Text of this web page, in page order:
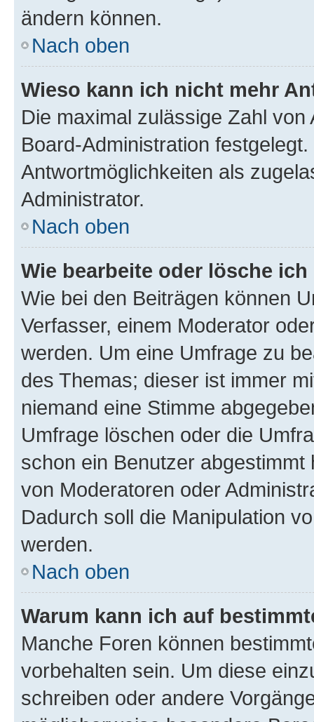
ändern können.
Nach oben
Wieso kann ich nicht mehr
Die maximal zulässige Zahl
Board-Administration
Antwortmöglichkeiten als
Administrator.
Nach oben
Wie bearbeite oder lösche
Wie bei den Beiträgen können
Verfasser, einem Moderator
werden. Um eine Umfrage zu
des Themas; dieser ist immer
niemand eine Stimme
Umfrage löschen oder die
schon ein Benutzer
von Moderatoren oder
Dadurch soll die Manipulation
werden.
Nach oben
Warum kann ich auf
Manche Foren können
vorbehalten sein. Um diese
schreiben oder andere